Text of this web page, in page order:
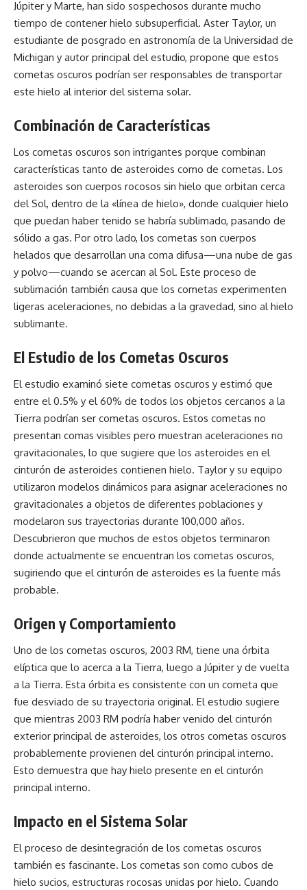
Júpiter y Marte, han sido sospechosos durante mucho
tiempo de contener hielo subsuperficial. Aster Taylor, un
estudiante de posgrado en astronomía de la Universidad de
Michigan y autor principal del estudio, propone que estos
cometas oscuros podrían ser responsables de transportar
este hielo al interior del sistema solar.
Combinación de Características
Los cometas oscuros son intrigantes porque combinan
características tanto de asteroides como de cometas. Los
asteroides son cuerpos rocosos sin hielo que orbitan cerca
del Sol, dentro de la «línea de hielo», donde cualquier hielo
que puedan haber tenido se habría sublimado, pasando de
sólido a gas. Por otro lado, los cometas son cuerpos
helados que desarrollan una coma difusa—una nube de gas
y polvo—cuando se acercan al Sol. Este proceso de
sublimación también causa que los cometas experimenten
ligeras aceleraciones, no debidas a la gravedad, sino al hielo
sublimante.
El Estudio de los Cometas Oscuros
El estudio examinó siete cometas oscuros y estimó que
entre el 0.5% y el 60% de todos los objetos cercanos a la
Tierra podrían ser cometas oscuros. Estos cometas no
presentan comas visibles pero muestran aceleraciones no
gravitacionales, lo que sugiere que los asteroides en el
cinturón de asteroides contienen hielo. Taylor y su equipo
utilizaron modelos dinámicos para asignar aceleraciones no
gravitacionales a objetos de diferentes poblaciones y
modelaron sus trayectorias durante 100,000 años.
Descubrieron que muchos de estos objetos terminaron
donde actualmente se encuentran los cometas oscuros,
sugiriendo que el cinturón de asteroides es la fuente más
probable.
Origen y Comportamiento
Uno de los cometas oscuros, 2003 RM, tiene una órbita
elíptica que lo acerca a la Tierra, luego a Júpiter y de vuelta
a la Tierra. Esta órbita es consistente con un cometa que
fue desviado de su trayectoria original. El estudio sugiere
que mientras 2003 RM podría haber venido del cinturón
exterior principal de asteroides, los otros cometas oscuros
probablemente provienen del cinturón principal interno.
Esto demuestra que hay hielo presente en el cinturón
principal interno.
Impacto en el Sistema Solar
El proceso de desintegración de los cometas oscuros
también es fascinante. Los cometas son como cubos de
hielo sucios, estructuras rocosas unidas por hielo. Cuando